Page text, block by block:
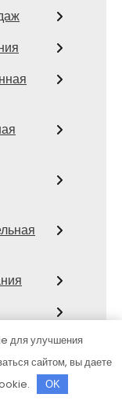
для улучшения
сайтом, вы даете
OK